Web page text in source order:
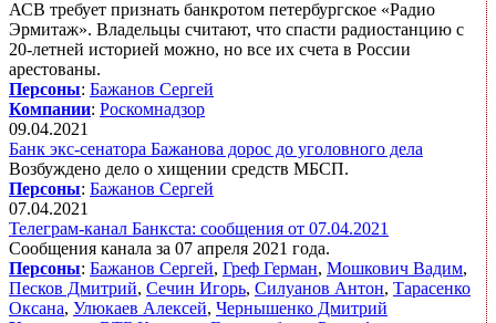
АСВ требует признать банкротом петербургское «Радио
Эрмитаж». Владельцы считают, что спасти радиостанцию с
20-летней историей можно, но все их счета в России
арестованы.
Персоны: Бажанов Сергей
Компании: Роскомнадзор
09.04.2021
Банк экс-сенатора Бажанова дорос до уголовного дела
Возбуждено дело о хищении средств МБСП.
Персоны: Бажанов Сергей
07.04.2021
Телеграм-канал Банкста: сообщения от 07.04.2021
Сообщения канала за 07 апреля 2021 года.
Персоны: Бажанов Сергей, Греф Герман, Мошкович Вадим,
Песков Дмитрий, Сечин Игорь, Силуанов Антон, Тарасенко
Оксана, Улюкаев Алексей, Чернышенко Дмитрий